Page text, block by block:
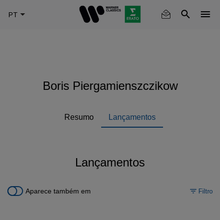
Boris Piergamienszczikow
Resumo Lançamentos
Lançamentos
Aparece também em Filtro